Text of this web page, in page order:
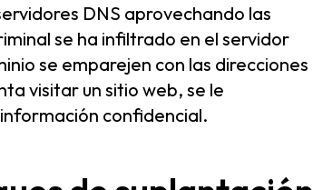
DNS aprovechando las
se ha infiltrado en el servidor
se emparejen con las direcciones
visitar un sitio web, se le
confidencial.